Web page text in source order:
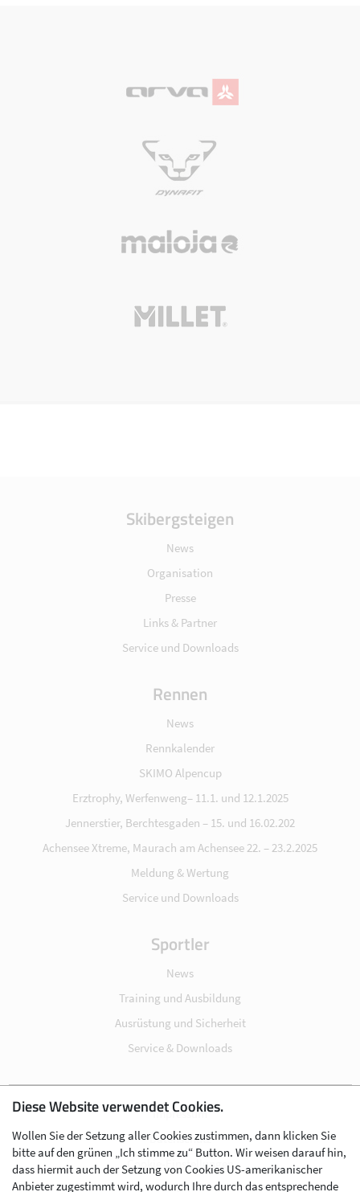
Skibergsteigen
News
Organisation
Presse
Links & Partner
Service und Downloads
Rennen
News
Rennkalender
SKIMO Alpencup
Erztrophy, Werfenweng– 11.1. und 12.1.2025
Jennerstier, Berchtesgaden – 15. und 16.02.202
Achensee Xtreme, Maurach am Achensee 22. – 23.2.2025
Meldung & Wertung
Service und Downloads
Sportler
News
Training und Ausbildung
Ausrüstung und Sicherheit
Service & Downloads
Impressum
Datenschutz
Cookie-Einstellungen
AGB
Diese Website verwendet Cookies.
Wollen Sie der Setzung aller Cookies zustimmen, dann klicken Sie
bitte auf den grünen „Ich stimme zu“ Button. Wir weisen darauf hin,
dass hiermit auch der Setzung von Cookies US-amerikanischer
Anbieter zugestimmt wird, wodurch Ihre durch das entsprechende